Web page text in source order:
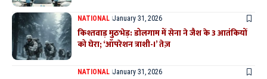
NATIONAL January 31, 2026
किश्तवाड़ मुठभेड़: डोलगाम में सेना ने जैश के 3 आतंकियों
को घेरा; ‘ऑपरेशन त्राशी-I’ तेज़
NATIONAL January 31, 2026